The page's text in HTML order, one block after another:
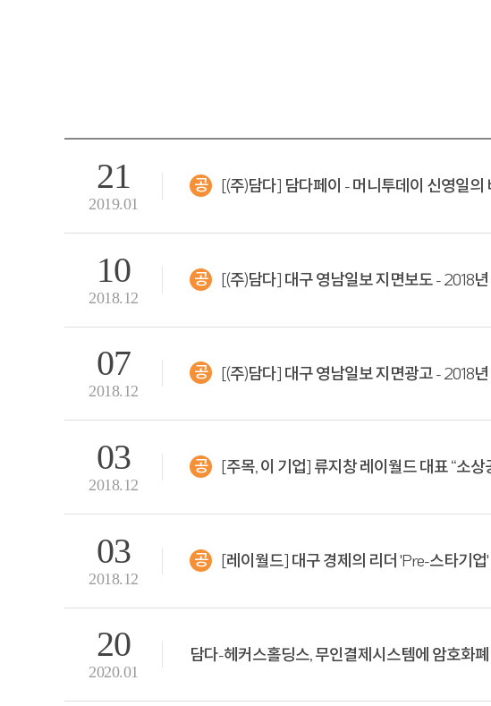
21
2019.01
[(주)담다] 담다페이 - 머니투데이 신영일의
10
2018.12
[(주)담다] 대구 영남일보 지면보도 - 2018
07
2018.12
[(주)담다] 대구 영남일보 지면광고 - 2018년
03
2018.12
[주목, 이 기업] 류지창 레이월드 대표 “소
03
2018.12
[레이월드] 대구 경제의 리더 'Pre-스타기업
20
2020.01
담다-헤커스홀딩스, 무인결제시스템에 암호화폐